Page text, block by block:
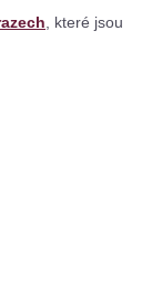
, které jsou